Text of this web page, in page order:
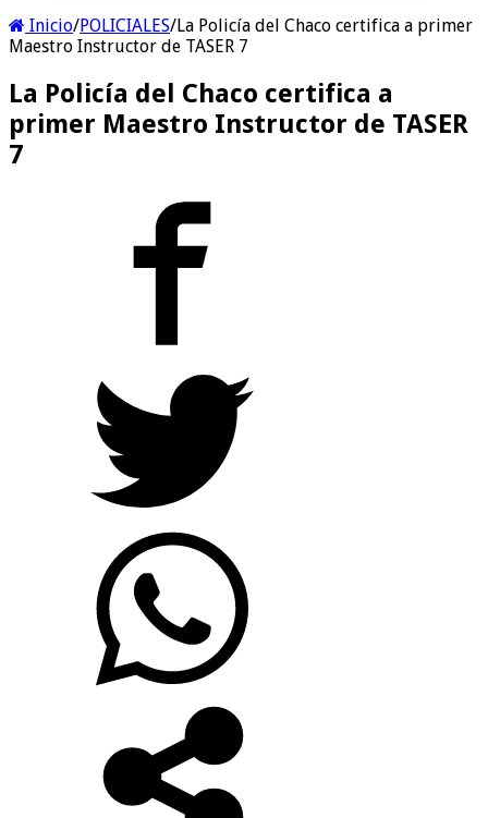
Inicio/POLICIALES/La Policía del Chaco certifica a primer
Maestro Instructor de TASER 7
La Policía del Chaco certifica a
primer Maestro Instructor de TASER
7